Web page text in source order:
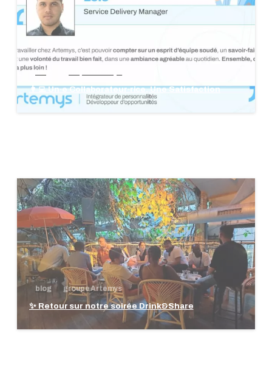
blog
👩‍💻 Un·e Collaborateur·rice, Une Satisfaction
blog groupe Artemys
✨ Retour sur notre soirée Drink&Share